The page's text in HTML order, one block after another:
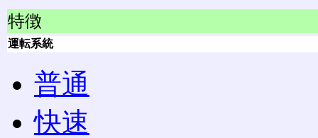
特徴
運転系統
普通
快速